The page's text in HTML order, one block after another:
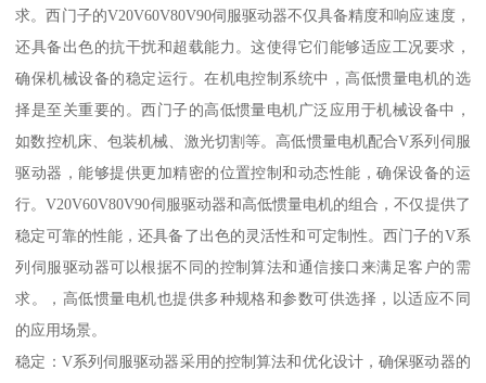
求。西门子的V20V60V80V90伺服驱动器不仅具备精度和响应速度，
还具备出色的抗干扰和超载能力。这使得它们能够适应工况要求，
确保机械设备的稳定运行。在机电控制系统中，高低惯量电机的选
择是至关重要的。西门子的高低惯量电机广泛应用于机械设备中，
如数控机床、包装机械、激光切割等。高低惯量电机配合V系列伺服
驱动器，能够提供更加精密的位置控制和动态性能，确保设备的运
行。V20V60V80V90伺服驱动器和高低惯量电机的组合，不仅提供了
稳定可靠的性能，还具备了出色的灵活性和可定制性。西门子的V系
列伺服驱动器可以根据不同的控制算法和通信接口来满足客户的需
求。，高低惯量电机也提供多种规格和参数可供选择，以适应不同
的应用场景。
稳定：V系列伺服驱动器采用的控制算法和优化设计，确保驱动器的